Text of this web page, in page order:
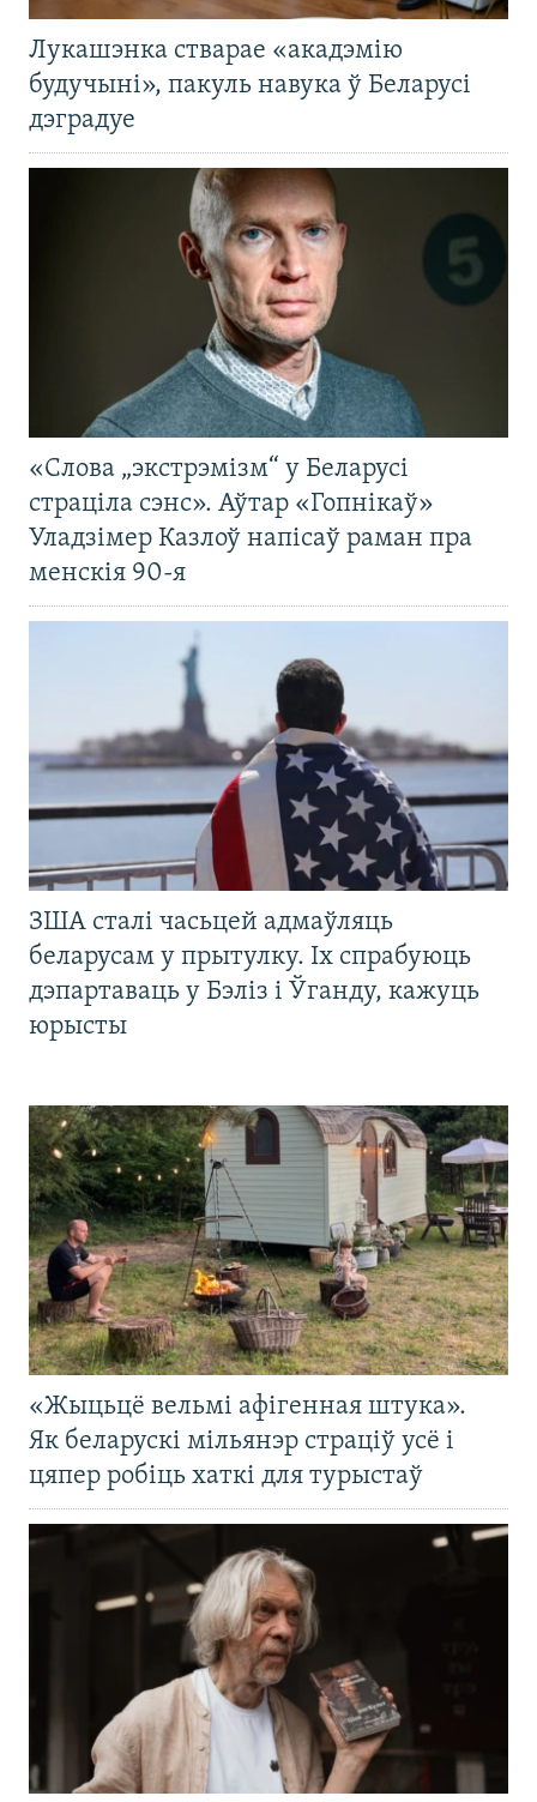
Лукашэнка стварае «акадэмію
будучыні», пакуль навука ў Беларусі
дэградуе
«Слова „экстрэмізм“ у Беларусі
страціла сэнс». Аўтар «Гопнікаў»
Уладзімер Казлоў напісаў раман пра
менскія 90-я
ЗША сталі часьцей адмаўляць
беларусам у прытулку. Іх спрабуюць
дэпартаваць у Бэліз і Ўганду, кажуць
юрысты
«Жыцьцё вельмі афігенная штука».
Як беларускі мільянэр страціў усё і
цяпер робіць хаткі для турыстаў